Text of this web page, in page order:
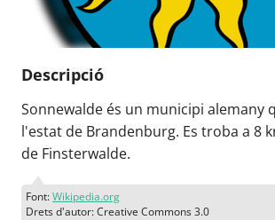
Descripció
Sonnewalde és un municipi alemany
l'estat de Brandenburg. Es troba a 8
de Finsterwalde.
Font:Wikipedia.org
Drets d'autor: Creative Commons 3.0